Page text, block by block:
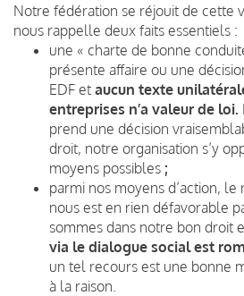
Notre fédération se réjouit de cette
nous rappelle deux faits essentiels :
une « charte de bonne
présente affaire ou une
EDF et aucun texte
entreprises n’a valeur de loi.
prend une décision
droit, notre organisation s’y
moyens possibles ;
parmi nos moyens d’action,
nous est en rien défavorable
sommes dans notre bon droit
via le dialogue social est
un tel recours est une bonne
à la raison.